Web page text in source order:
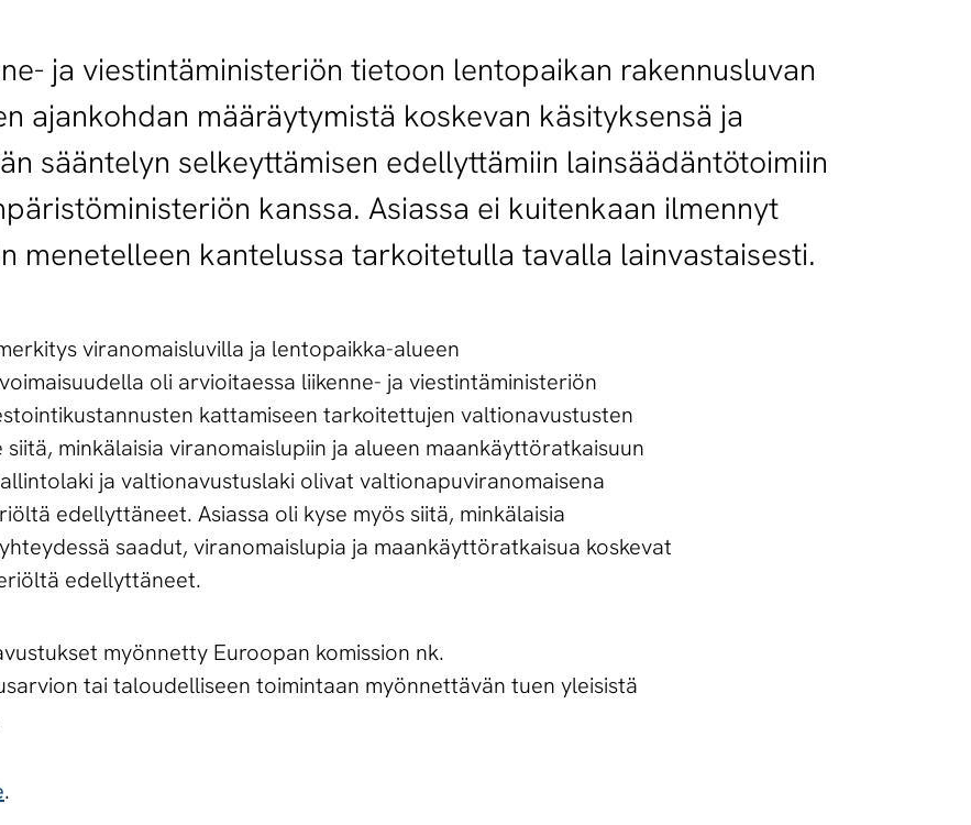
ja viestintäministeriön tietoon lentopaikan rakennusluvan
ajankohdan määräytymistä koskevan käsityksensä ja
sääntelyn selkeyttämisen edellyttämiin lainsäädäntötoimiin
kanssa. Asiassa ei kuitenkaan ilmennyt
menetelleen kantelussa tarkoitetulla tavalla lainvastaisesti.
viranomaisluvilla ja lentopaikka-alueen
oli arvioitaessa liikenne- ja viestintäministeriön
kattamiseen tarkoitettujen valtionavustusten
siitä, minkälaisia viranomaislupiin ja alueen maankäyttöratkaisuun
ja valtionavustuslaki olivat valtionapuviranomaisena
edellyttäneet. Asiassa oli kyse myös siitä, minkälaisia
saadut, viranomaislupia ja maankäyttöratkaisua koskevat
edellyttäneet.
myönnetty Euroopan komission nk.
tai taloudelliseen toimintaan myönnettävän tuen yleisistä
.